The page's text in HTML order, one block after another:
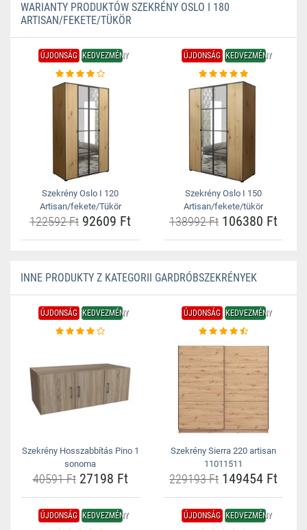
WARIANTY PRODUKTÓW SZEKRÉNY OSLO I 180
ARTISAN/FEKETE/TÜKÖR
ÚJDONSÁG KEDVEZMÉNY
Szekrény Oslo I 120
Artisan/fekete/Tükör
122592 Ft 92609 Ft
ÚJDONSÁG KEDVEZMÉNY
Szekrény Oslo I 150
Artisan/fekete/tükör
138992 Ft 106380 Ft
INNE PRODUKTY Z KATEGORII GARDRÓBSZEKRÉNYEK
ÚJDONSÁG KEDVEZMÉNY
Szekrény Hosszabbítás Pino 1
sonoma
40591 Ft27198 Ft
ÚJDONSÁG KEDVEZMÉNY
Szekrény Sierra 220 artisan
11011511
229193 Ft 149454 Ft
ÚJDONSÁG KEDVEZMÉNY ÚJDONSÁG KEDVEZMÉNY